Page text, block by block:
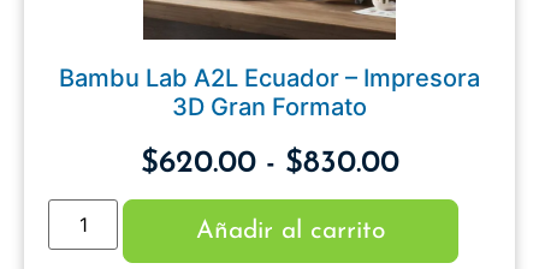
Bambu Lab A2L Ecuador – Impresora
3D Gran Formato
$620.00 - $830.00
Añadir al carrito